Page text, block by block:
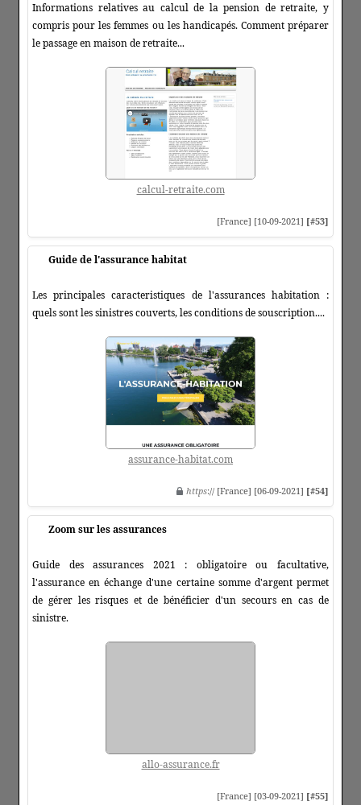
Informations relatives au calcul de la pension de retraite, y
compris pour les femmes ou les handicapés. Comment préparer
le passage en maison de retraite...
calcul-retraite.com
[France] [10-09-2021] [#53]
Guide de l'assurance habitat
Les principales caracteristiques de l'assurances habitation :
quels sont les sinistres couverts, les conditions de souscription....
assurance-habitat.com
https:// [France] [06-09-2021] [#54]
Zoom sur les assurances
Guide des assurances 2021 : obligatoire ou facultative,
l'assurance en échange d'une certaine somme d'argent permet
de gérer les risques et de bénéficier d'un secours en cas de
sinistre.
allo-assurance.fr
[France] [03-09-2021] [#55]